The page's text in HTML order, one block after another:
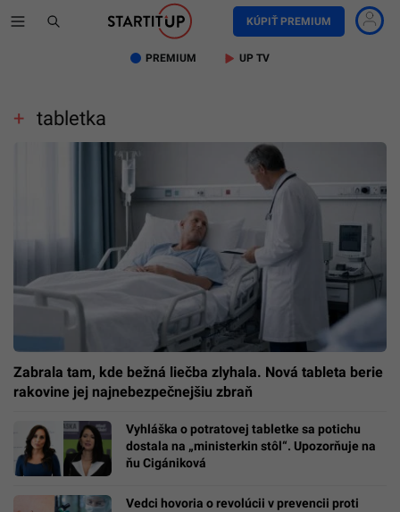
KÚPIŤ PREMIUM
PREMIUM UP TV
tabletka
Zabrala tam, kde bežná liečba zlyhala. Nová tableta berie
rakovine jej najnebezpečnejšiu zbraň
Vyhláška o potratovej tabletke sa potichu
dostala na „ministerkin stôl“. Upozorňuje na
ňu Cigániková
Vedci hovoria o revolúcii v prevencii proti